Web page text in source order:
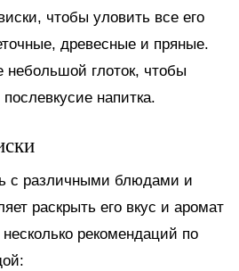
чтобы уловить все его
древесные и пряные.
небольшой глоток, чтобы
напитка.
с различными блюдами и
раскрыть его вкус и аромат
рекомендаций по